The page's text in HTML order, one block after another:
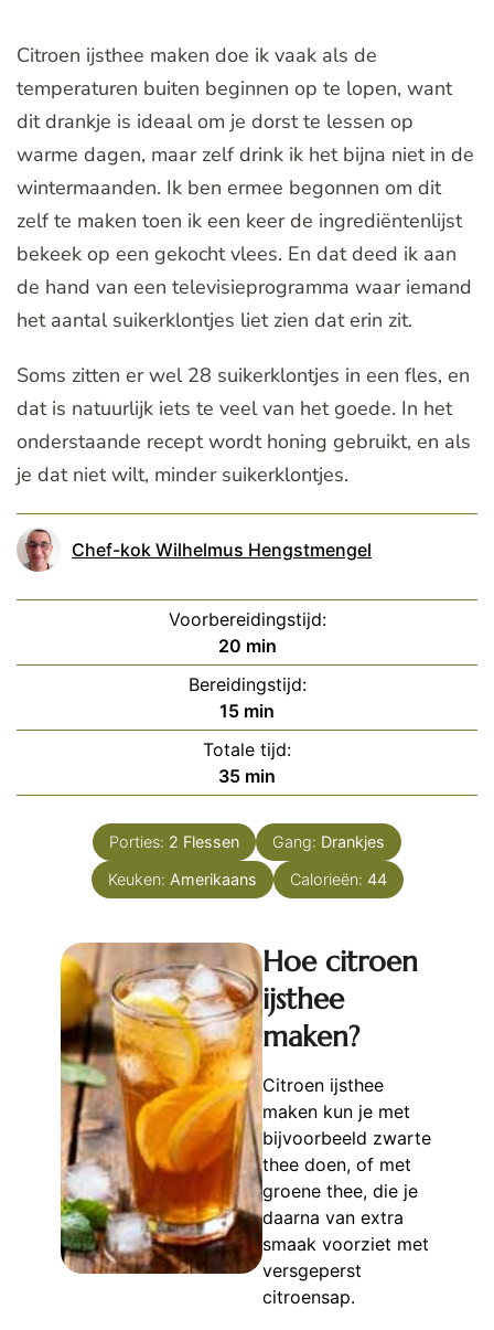
Citroen ijsthee maken doe ik vaak als de
temperaturen buiten beginnen op te lopen, want
dit drankje is ideaal om je dorst te lessen op
warme dagen, maar zelf drink ik het bijna niet in de
wintermaanden. Ik ben ermee begonnen om dit
zelf te maken toen ik een keer de ingrediëntenlijst
bekeek op een gekocht vlees. En dat deed ik aan
de hand van een televisieprogramma waar iemand
het aantal suikerklontjes liet zien dat erin zit.
Soms zitten er wel 28 suikerklontjes in een fles, en
dat is natuurlijk iets te veel van het goede. In het
onderstaande recept wordt honing gebruikt, en als
je dat niet wilt, minder suikerklontjes.
Chef-kok Wilhelmus Hengstmengel
Voorbereidingstijd:
20minuten
min
Bereidingstijd:
15minuten
min
Totale tijd:
35minuten
min
Porties: 2 Flessen Gang: Drankjes
Keuken: Amerikaans Calorieën: 44
Hoe citroen
ijsthee
maken?
Citroen ijsthee
maken kun je met
bijvoorbeeld zwarte
thee doen, of met
groene thee, die je
daarna van extra
smaak voorziet met
versgeperst
citroensap.